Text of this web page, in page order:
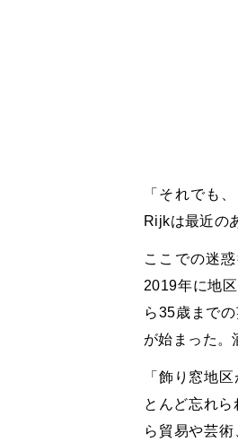
「それでも
Rijkは最近の
ここでの迷
2019年に地
ら35歳まで
が始まった。
「飾り窓地
とんど忘れ
ら貿易や芸